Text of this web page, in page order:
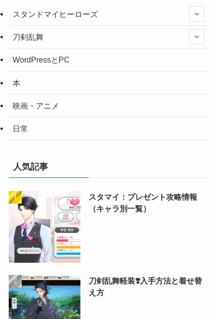
スタンドマイヒーローズ
刀剣乱舞
WordPressとPC
本
映画・アニメ
日常
人気記事
スタマイ：プレゼント攻略情報
（キャラ別一覧）
刀剣乱舞軽装❣️入手方法と着せ替
え方